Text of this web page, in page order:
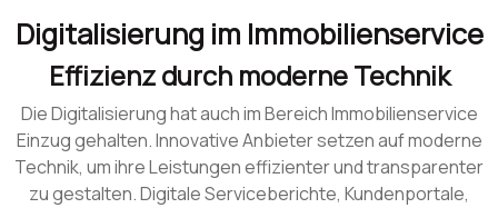
Digitalisierung im Immobilienservice
Effizienz durch moderne Technik
Die Digitalisierung hat auch im Bereich Immobilienservice
Einzug gehalten. Innovative Anbieter setzen auf moderne
Technik, um ihre Leistungen effizienter und transparenter
zu gestalten. Digitale Serviceberichte, Kundenportale,